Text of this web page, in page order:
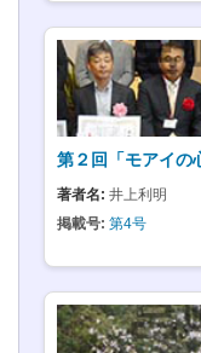
第２回「モアイの
著者名: 井上利明
掲載号: 第4号